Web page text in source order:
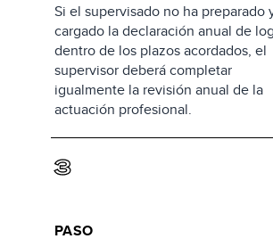
Si el supervisado no ha preparado
cargado la declaración anual de
dentro de los plazos acordados, el
supervisor deberá completar
igualmente la revisión anual de la
actuación profesional.
3
PASO